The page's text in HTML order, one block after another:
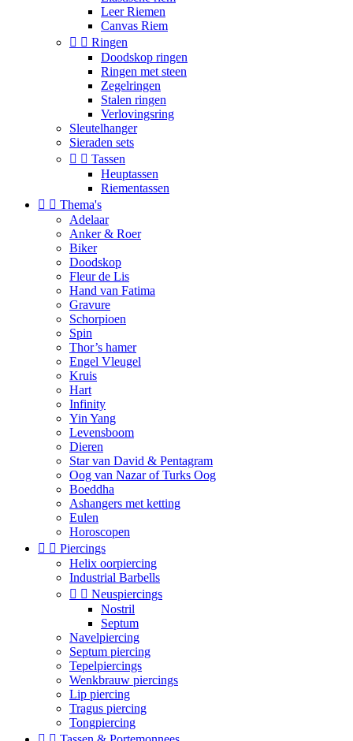
Leer Riemen
Canvas Riem
  Ringen
Doodskop ringen
Ringen met steen
Zegelringen
Stalen ringen
Verlovingsring
Sleutelhanger
Sieraden sets
  Tassen
Heuptassen
Riementassen
  Thema's
Adelaar
Anker & Roer
Biker
Doodskop
Fleur de Lis
Hand van Fatima
Gravure
Schorpioen
Spin
Thor’s hamer
Engel Vleugel
Kruis
Hart
Infinity
Yin Yang
Levensboom
Dieren
Star van David & Pentagram
Oog van Nazar of Turks Oog
Boeddha
Ashangers met ketting
Eulen
Horoscopen
  Piercings
Helix oorpiercing
Industrial Barbells
  Neuspiercings
Nostril
Septum
Navelpiercing
Septum piercing
Tepelpiercings
Wenkbrauw piercings
Lip piercing
Tragus piercing
Tongpiercing